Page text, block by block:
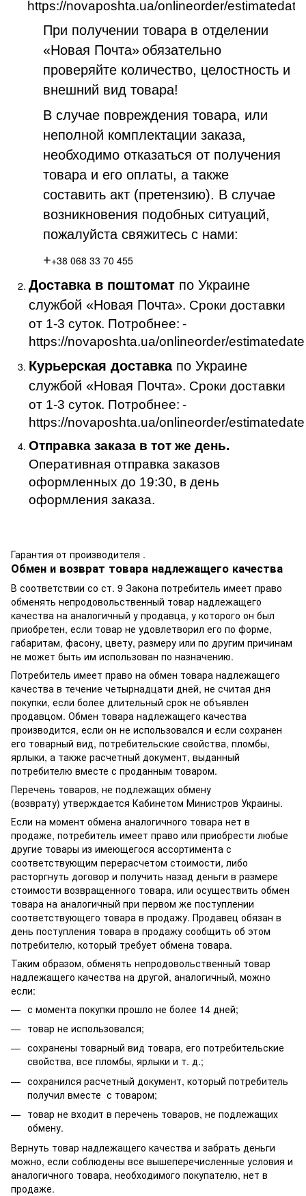
https://novaposhta.ua/onlineorder/estimatedate
При получении товара в отделении
«Новая Почта»обязательно
проверяйте количество, целостность и
внешний вид товара!
В случае повреждения товара, или
неполной комплектации заказа,
необходимо отказаться от получения
товара и его оплаты, а также
составить акт (претензию). В случае
возникновения подобных ситуаций,
пожалуйста свяжитесь с нами:
++38 068 33 70 455
Доставка в поштомат по Украине
службой «Новая Почта». Сроки доставки
от 1-3 суток. Потробнее: -
https://novaposhta.ua/onlineorder/estimatedate
Курьерская доставка по Украине
службой «Новая Почта». Сроки доставки
от 1-3 суток. Потробнее: -
https://novaposhta.ua/onlineorder/estimatedate
Отправка заказа в тот же день.
Оперативная отправка заказов
оформленных до 19:30, в день
оформления заказа.
Гарантия от производителя .
Обмен и возврат товара надлежащего качества
В соответствии со ст. 9 Закона потребитель имеет право
обменять непродовольственный товар надлежащего
качества на аналогичный у продавца, у которого он был
приобретен, если товар не удовлетворил его по форме,
габаритам, фасону, цвету, размеру или по другим причинам
не может быть им использован по назначению.
Потребитель имеет право на обмен товара надлежащего
качества в течение четырнадцати дней, не считая дня
покупки, если более длительный срок не объявлен
продавцом. Обмен товара надлежащего качества
производится, если он не использовался и если сохранен
его товарный вид, потребительские свойства, пломбы,
ярлыки, а также расчетный документ, выданный
потребителю вместе с проданным товаром.
Перечень товаров, не подлежащих обмену
(возврату) утверждается Кабинетом Министров Украины.
Если на момент обмена аналогичного товара нет в
продаже, потребитель имеет право или приобрести любые
другие товары из имеющегося ассортимента с
соответствующим перерасчетом стоимости, либо
расторгнуть договор и получить назад деньги в размере
стоимости возвращенного товара, или осуществить обмен
товара на аналогичный при первом же поступлении
соответствующего товара в продажу. Продавец обязан в
день поступления товара в продажу сообщить об этом
потребителю, который требует обмена товара.
Таким образом, обменять непродовольственный товар
надлежащего качества на другой, аналогичный, можно
если:
с момента покупки прошло не более 14 дней;
товар не использовался;
сохранены товарный вид товара, его потребительские
свойства, все пломбы, ярлыки и т. д.;
сохранился расчетный документ, который потребитель
получил вместе с товаром;
товар не входит в перечень товаров, не подлежащих
обмену.
Вернуть товар надлежащего качества и забрать деньги
можно, если соблюдены все вышеперечисленные условия и
аналогичного товара, необходимого покупателю, нет в
продаже.